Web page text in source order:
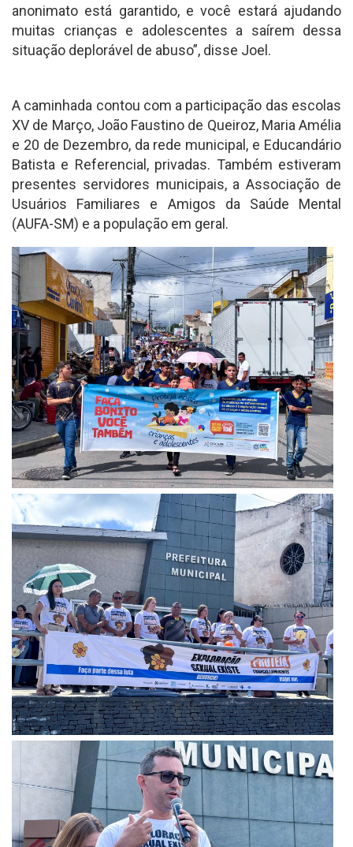
anonimato está garantido, e você estará ajudando
muitas crianças e adolescentes a saírem dessa
situação deplorável de abuso”, disse Joel.
A caminhada contou com a participação das escolas
XV de Março, João Faustino de Queiroz, Maria Amélia
e 20 de Dezembro, da rede municipal, e Educandário
Batista e Referencial, privadas. Também estiveram
presentes servidores municipais, a Associação de
Usuários Familiares e Amigos da Saúde Mental
(AUFA-SM) e a população em geral.